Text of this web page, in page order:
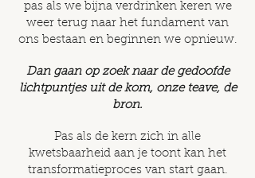
pas als we bijna verdrinken keren we
weer terug naar het fundament van
ons bestaan en beginnen we opnieuw.
Dan gaan op zoek naar de gedoofde
lichtpuntjes uit de kom, onze teave, de
bron.
Pas als de kern zich in alle
kwetsbaarheid aan je toont kan het
transformatieproces van start gaan.